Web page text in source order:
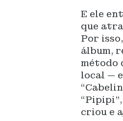
E ele
que
Por
álbum,
método
local —
criou e